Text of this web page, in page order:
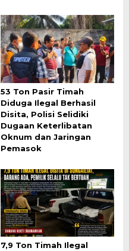
53 Ton Pasir Timah
Diduga Ilegal Berhasil
Disita, Polisi Selidiki
Dugaan Keterlibatan
Oknum dan Jaringan
Pemasok
7,9 Ton Timah Ilegal